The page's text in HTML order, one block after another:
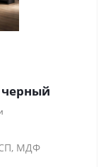
черный
МДФ